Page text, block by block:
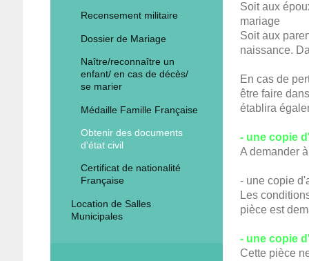
Soit aux
mariage
Soit aux
naissance.
En cas de
être faire
établira
- une copie
A demander
- une copie
Les
pièce est
- une copie
Cette pièce
Recensement militaire
Dossier de Mariage
Naître/reconnaître un
enfant/ en cas de décès/
se marier
Médaille Famille Française
Obtenir des documents
d'état civil
Certificat de nationalité
Française
Location de Salles
Municipales